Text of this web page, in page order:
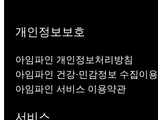
개인정보보호
아임파인 개인정보처리방침
아임파인 건강·민감정보 수집이용
아임파인 서비스 이용약관
서비스